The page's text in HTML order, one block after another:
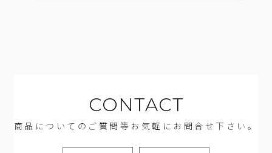
CONTACT
商品についてのご質問等お気軽にお問合せ下さい。